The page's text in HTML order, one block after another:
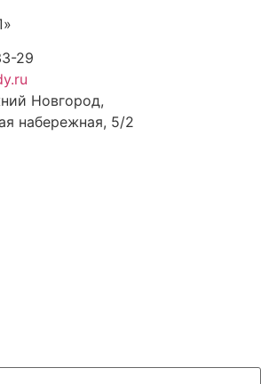
29
Новгород,
набережная, 5/2